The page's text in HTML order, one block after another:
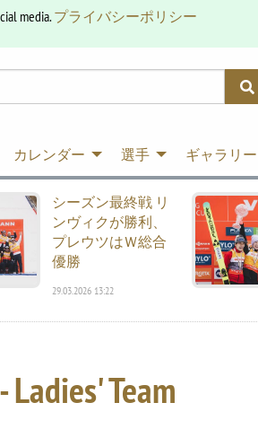
media.プライバシーポリシー
カレンダー 選手 ギャラリー
シーズン最終戦 リ
ンヴィクが勝利、
プレウツはＷ総合
優勝
29.03.2026 13:22
Team